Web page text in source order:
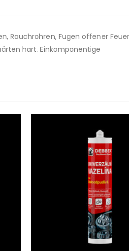
Rauchrohren, Fugen offener
hart. Einkomponentige